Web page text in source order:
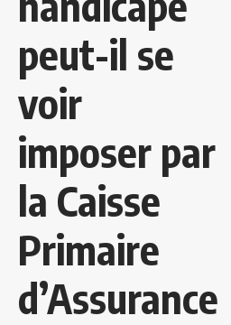
peut-il se
voir
imposer par
la Caisse
Primaire
d’Assurance